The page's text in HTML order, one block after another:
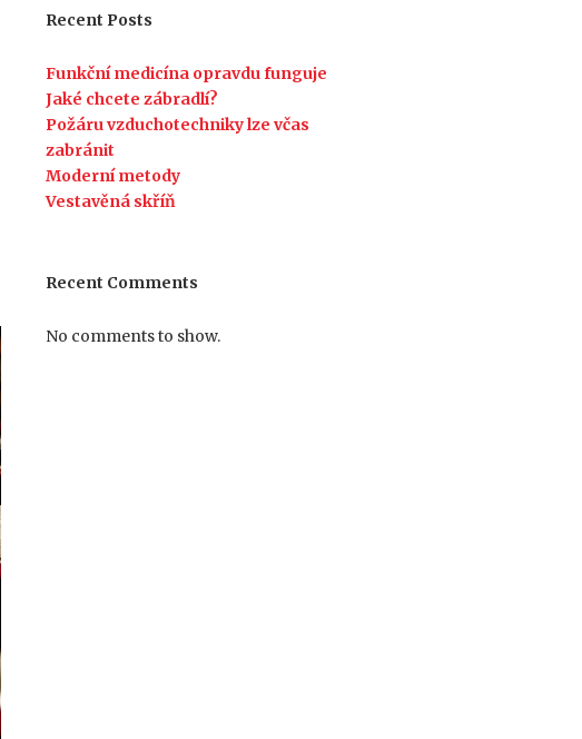
Recent Posts
Funkční medicína opravdu funguje
Jaké chcete zábradlí?
Požáru vzduchotechniky lze včas
zabránit
Moderní metody
Vestavěná skříň
Recent Comments
No comments to show.